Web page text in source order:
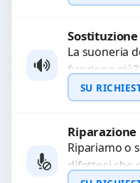
Sostituiamo
La suoneria
funziona
a moduli
precisi e
SU
Ripariamo o
difettosi che